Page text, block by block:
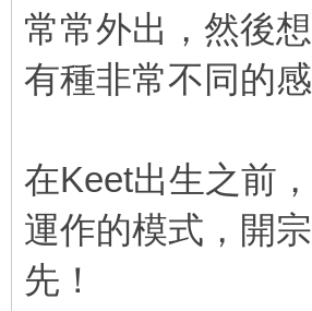
常常外出，然後
有種非常不同的感
在Keet出生之前
運作的模式，開
先！